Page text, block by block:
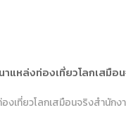
หล่งท่องเที่ยวโลกเสมือ
ที่ยวโลกเสมือนจริงสำนักงา